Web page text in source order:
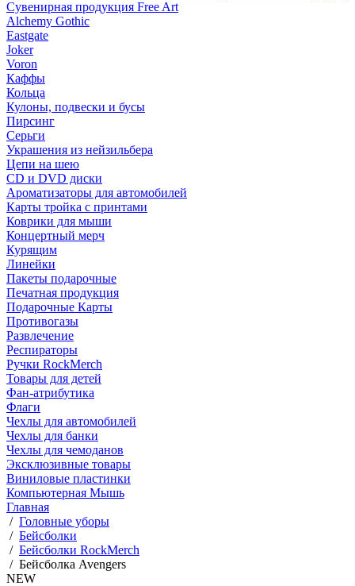
Сувенирная продукция Free Art
Alchemy Gothic
Eastgate
Joker
Voron
Каффы
Кольца
Кулоны, подвески и бусы
Пирсинг
Серьги
Украшения из нейзильбера
Цепи на шею
CD и DVD диски
Ароматизаторы для автомобилей
Карты тройка с принтами
Коврики для мыши
Концертный мерч
Курящим
Линейки
Пакеты подарочные
Печатная продукция
Подарочные Карты
Противогазы
Развлечение
Респираторы
Ручки RockMerch
Товары для детей
Фан-атрибутика
Флаги
Чехлы для автомобилей
Чехлы для банки
Чехлы для чемоданов
Эксклюзивные товары
Виниловые пластинки
Компьютерная Мышь
Главная
/ Головные уборы
/ Бейсболки
/ Бейсболки RockMerch
/ Бейсболка Avengers
NEW